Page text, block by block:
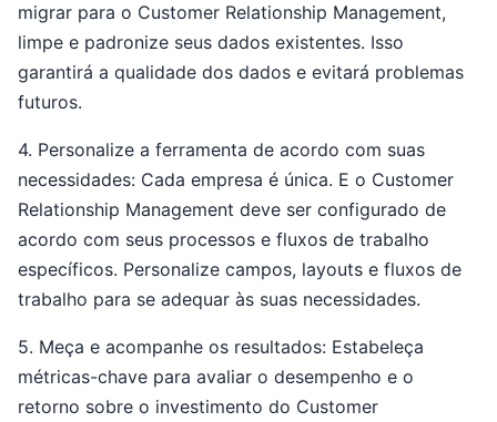
migrar para o Customer Relationship Management,
limpe e padronize seus dados existentes. Isso
garantirá a qualidade dos dados e evitará problemas
futuros.
4. Personalize a ferramenta de acordo com suas
necessidades: Cada empresa é única. E o Customer
Relationship Management deve ser configurado de
acordo com seus processos e fluxos de trabalho
específicos. Personalize campos, layouts e fluxos de
trabalho para se adequar às suas necessidades.
5. Meça e acompanhe os resultados: Estabeleça
métricas-chave para avaliar o desempenho e o
retorno sobre o investimento do Customer